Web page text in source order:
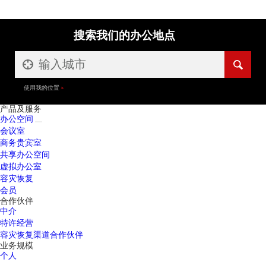
搜索我们的办公地点
使用我的位置
产品及服务
办公空间
会议室
商务贵宾室
共享办公空间
虚拟办公室
容灾恢复
会员
合作伙伴
中介
特许经营
容灾恢复渠道合作伙伴
业务规模
个人